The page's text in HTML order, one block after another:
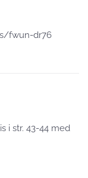
fwun-dr76
i str. 43-44 med